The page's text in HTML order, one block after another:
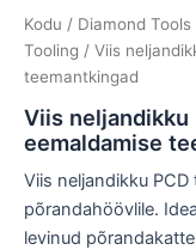
Kodu / Diamond
Tooling / Viis
teemantkingad
Viis neljandikku
eemaldamise
Viis neljandikku
põrandahöövlile.
levinud